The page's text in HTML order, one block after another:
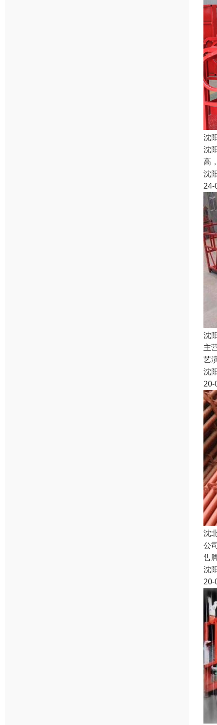
沈
沈
高
沈
24-
沈
主
艺
沈
20-
沈
公
售
沈
20-